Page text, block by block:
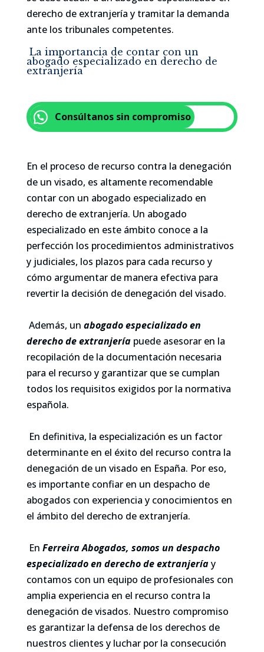
derecho de extranjería y tramitar la demanda
ante los tribunales competentes.
La importancia de contar con un
abogado especializado en derecho de
extranjería
Consúltanos sin compromiso
En el proceso de recurso contra la denegación
de un visado, es altamente recomendable
contar con un abogado especializado en
derecho de extranjería. Un abogado
especializado en este ámbito conoce a la
perfección los procedimientos administrativos
y judiciales, los plazos para cada recurso y
cómo argumentar de manera efectiva para
revertir la decisión de denegación del visado.
Además, un abogado especializado en
derecho de extranjeríapuede asesorar en la
recopilación de la documentación necesaria
para el recurso y garantizar que se cumplan
todos los requisitos exigidos por la normativa
española.
En definitiva, la especialización es un factor
determinante en el éxito del recurso contra la
denegación de un visado en España. Por eso,
es importante confiar en un despacho de
abogados con experiencia y conocimientos en
el ámbito del derecho de extranjería.
En Ferreira Abogados, somos un despacho
especializado en derecho de extranjeríay
contamos con un equipo de profesionales con
amplia experiencia en el recurso contra la
denegación de visados. Nuestro compromiso
es garantizar la defensa de los derechos de
nuestros clientes y luchar por la consecución